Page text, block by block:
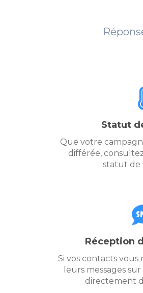
Statut
Que votre
différée,
statut de
Réception
Si vos contacts
leurs messages
directement